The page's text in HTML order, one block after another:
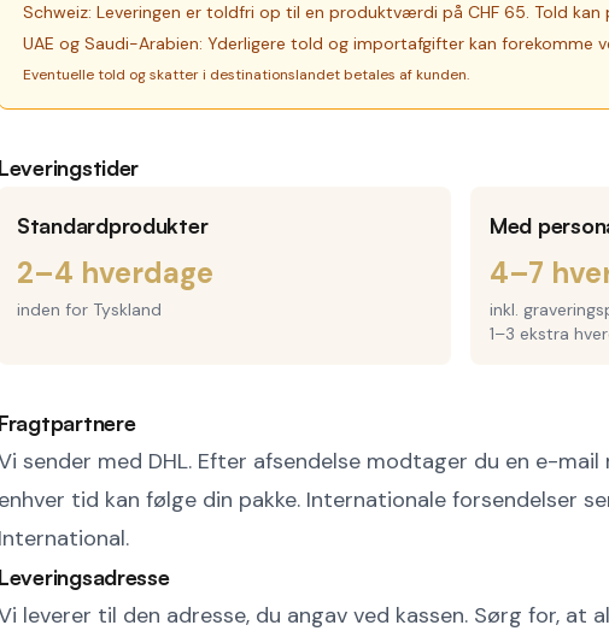
Schweiz: Leveringen er toldfri op til en produktværdi på CHF 65. Told
UAE og Saudi-Arabien: Yderligere told og importafgifter kan forekomme
Eventuelle told og skatter i destinationslandet betales af kunden.
Leveringstider
Standardprodukter
2–4 hverdage
inden for Tyskland
Med
4–7
inkl.
1–3 ekstra
Fragtpartnere
sender med DHL. Efter afsendelse modtager du en e-
enhver tid kan følge din pakke. Internationale forsendelser
International.
Leveringsadresse
leverer til den adresse, du angav ved kassen. Sørg for, at